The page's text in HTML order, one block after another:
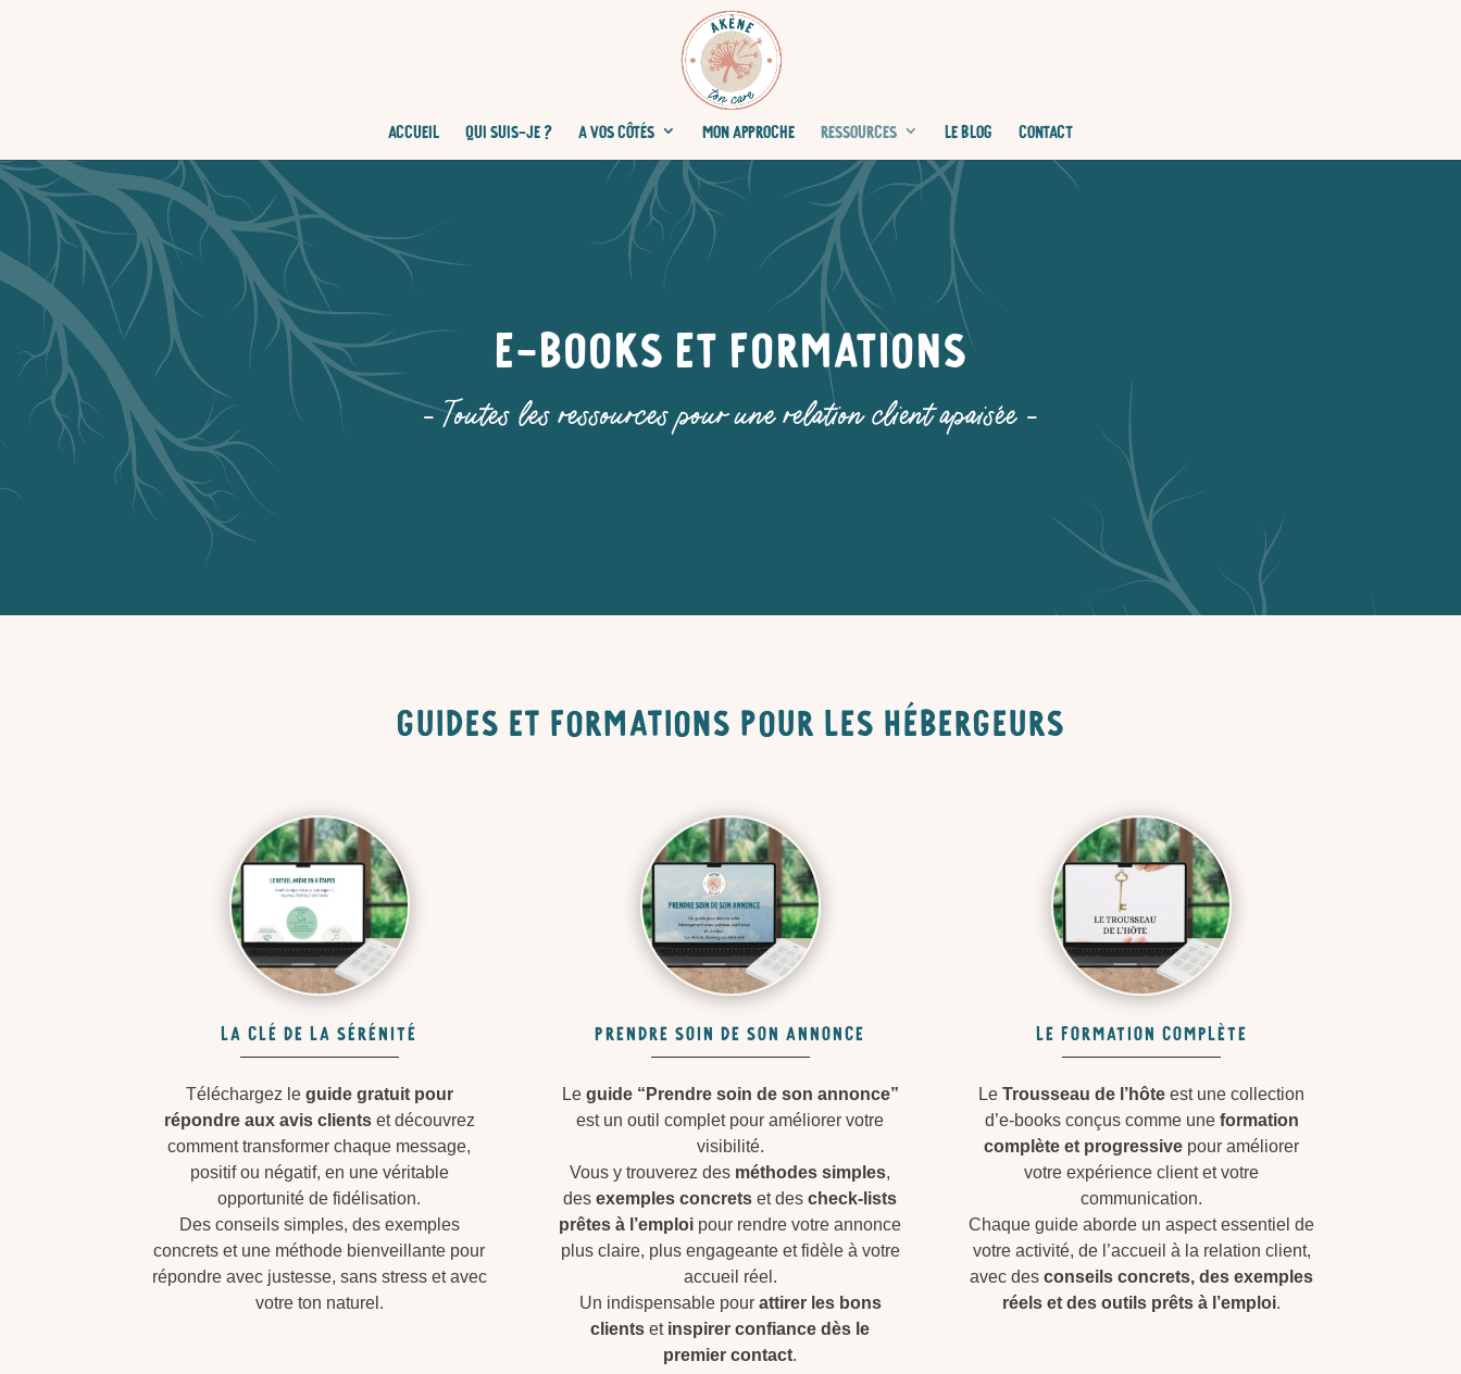
ACCUEIL QUI SUIS-JE ? A VOS CÔTÉS MON APPROCHE RESSOURCES LE BLOG CONTACT
E-books et formations
– Toutes les ressources pour une relation client apaisée –
Guides et formations pour les hébergeurs
La clé de la sérénité
Téléchargez le guide gratuit pour
répondre aux avis clientset découvrez
comment transformer chaque message,
positif ou négatif, en une véritable
opportunité de fidélisation.
Des conseils simples, des exemples
concrets et une méthode bienveillante pour
répondre avec justesse, sans stress et avec
votre ton naturel.
prendre soin de son annonce
Le guide “Prendre soin de son annonce”
est un outil complet pour améliorer votre
visibilité.
Vous y trouverez des méthodes simples,
desexemples concrets et descheck-lists
prêtes à l’emploi pour rendre votre annonce
plus claire, plus engageante et fidèle à votre
accueil réel.
Un indispensable pour attirer les bons
clients et inspirer confiance dès le
premier contact.
le formation complète
LeTrousseau de l’hôte est une collection
d’e-books conçus comme une formation
complète et progressive pour améliorer
votre expérience client et votre
communication.
Chaque guide aborde un aspect essentiel de
votre activité, de l’accueil à la relation client,
avec desconseils concrets, des exemples
réels et des outils prêts à l’emploi.